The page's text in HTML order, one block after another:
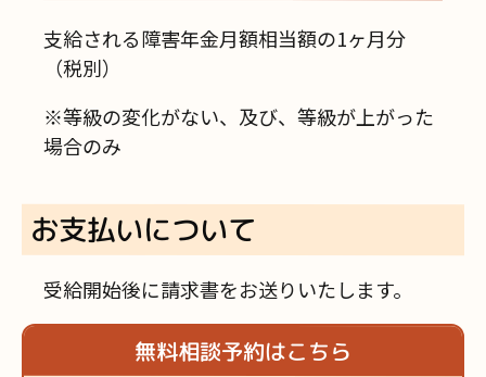
支給される障害年金月額相当額の1ヶ月分
（税別）
※等級の変化がない、及び、等級が上がった
場合のみ
お支払いについて
受給開始後に請求書をお送りいたします。
無料相談予約はこちら